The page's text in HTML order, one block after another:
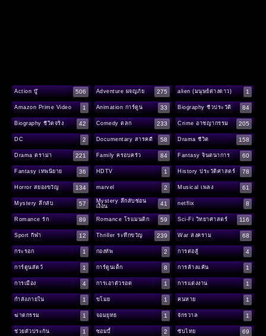
Action บู๊ 506 Adventure ผจญภัย 275 alien (มนุษย์ต่างดาว) 1
Amazon Prime Video 1 Animation การ์ตูน 33 Biography ชีวประวัติ 84
Biography ชีวิตจริง 42 Comedy ตลก 233 Crime อาชญากรรม 205
DC 2 Documentary สารคดี 58 Drama ชีวิต 158
Drama ดราม่า 221 Family ครอบครัว 84 Fantasy จินตนาการ 60
Fantasy เทพนิยาย 36 HDTV 1 History ประวัติศาสตร์ 78
Horror สยองขวัญ 134 marvel 2 Musical เพลง 61
Mystery ลึกลับ 57
Mystery ลึกลับซ่อน
เงื่อน
41 netflix 8
Romance รัก 89 Romance โรแมนติก 59 Sci-Fi วิทยาศาสตร์ 116
Sport กีฬา 12 Thriller ระทึกขวัญ 239 War สงคราม 68
กระรอก 1 กองทัพ 2 การต่อสู้ 4
การ์ตูนสัตว์ 1 การ์ตูนเด็ก 8 การล้างแค้น 1
การเมือง 4 การเอาตัวรอด 1 การแต่งงาน 1
กำลังภายใน 1 ขโมย 1 คนหาย 1
ฆ่าตกรรม 1 จอมยุทธ 1 จักรวาล 1
ช่วยตัวประกัน 1 ซอมบี้ 2 ซับไทย 69